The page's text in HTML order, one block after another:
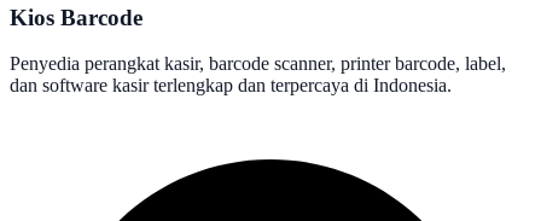
Kios Barcode
Penyedia perangkat kasir, barcode scanner, printer barcode, label,
dan software kasir terlengkap dan terpercaya di Indonesia.